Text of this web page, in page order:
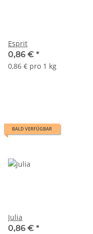
Esprit
0,86 € *
0,86 € pro 1 kg
BALD VERFÜGBAR
Julia
0,86 € *